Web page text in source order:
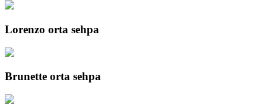
Lorenzo orta sehpa
Brunette orta sehpa